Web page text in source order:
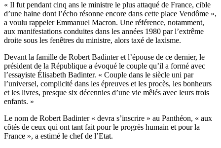
« Il fut pendant cinq ans le ministre le plus attaqué de France, cible
d’une haine dont l’écho résonne encore dans cette place Vendôme »,
a voulu rappeler Emmanuel Macron. Une référence, notamment,
aux manifestations conduites dans les années 1980 par l’extrême
droite sous les fenêtres du ministre, alors taxé de laxisme.
Devant la famille de Robert Badinter et l’épouse de ce dernier, le
président de la République a évoqué le couple qu’il a formé avec
l’essayiste Élisabeth Badinter. « Couple dans le siècle uni par
l’universel, complicité dans les épreuves et les procès, les bonheurs
et les livres, presque six décennies d’une vie mêlés avec leurs trois
enfants. »
Le nom de Robert Badinter « devra s’inscrire » au Panthéon, « aux
côtés de ceux qui ont tant fait pour le progrès humain et pour la
France », a estimé le chef de l’Etat.